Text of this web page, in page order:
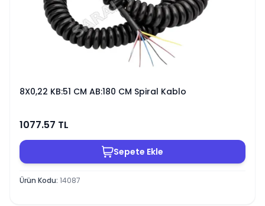
8X0,22 KB:51 CM AB:180 CM Spiral Kablo
1077.57 TL
Sepete Ekle
Ürün Kodu: 14087